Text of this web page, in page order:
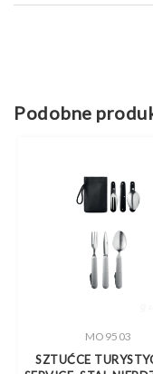
Podobne
MO9503
SZTUĆCE